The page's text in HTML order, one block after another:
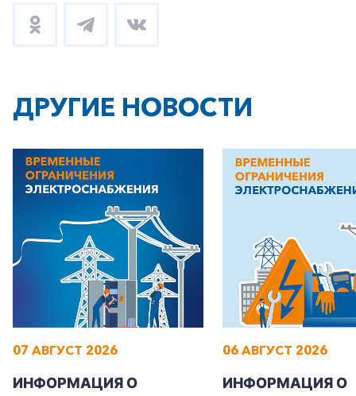
ДРУГИЕ НОВОСТИ
07 АВГУСТ 2026
ИНФОРМАЦИЯ О
06 АВГУСТ 2026
ИНФОРМАЦИЯ О